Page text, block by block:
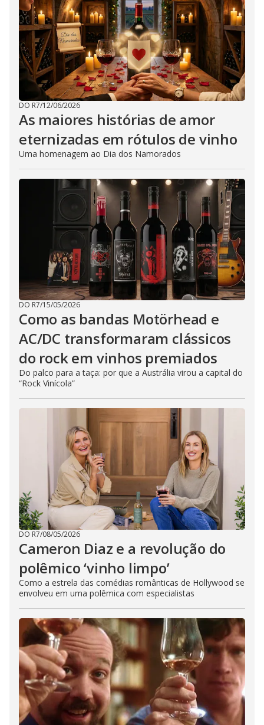
DO R7/12/06/2026
As maiores histórias de amor
eternizadas em rótulos de vinho
Uma homenagem ao Dia dos Namorados
DO R7/15/05/2026
Como as bandas Motörhead e
AC/DC transformaram clássicos
do rock em vinhos premiados
Do palco para a taça: por que a Austrália virou a capital do
“Rock Vinícola”
DO R7/08/05/2026
Cameron Diaz e a revolução do
polêmico ‘vinho limpo’
Como a estrela das comédias românticas de Hollywood se
envolveu em uma polêmica com especialistas